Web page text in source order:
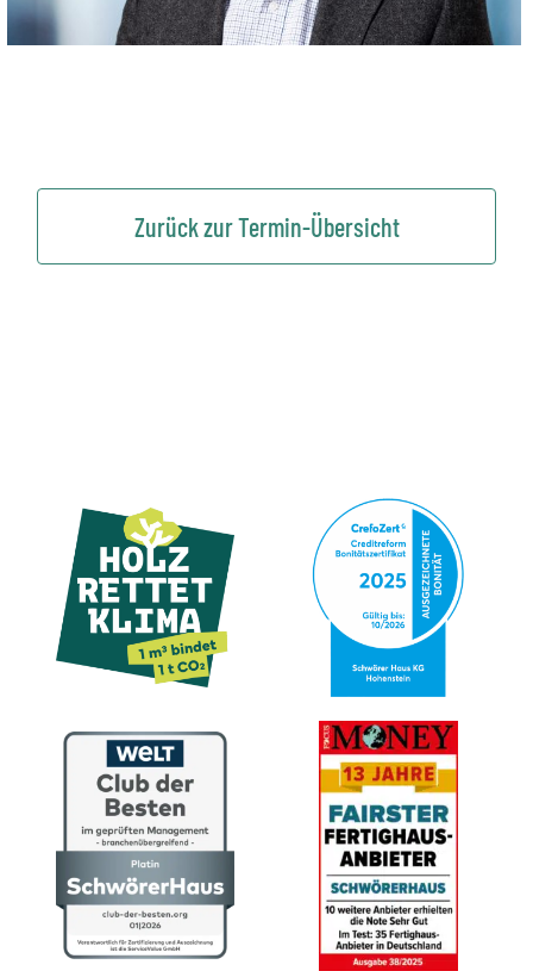
Zurück zur Termin-Übersicht